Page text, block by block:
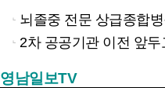
뇌졸중 전문 상급종합병원 4곳
2차 공공기관 이전 앞두고 TK
영남일보TV